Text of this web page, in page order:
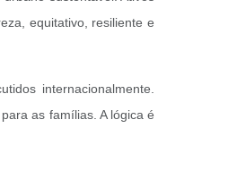
equitativo, resiliente e
internacionalmente.
as famílias. A lógica é